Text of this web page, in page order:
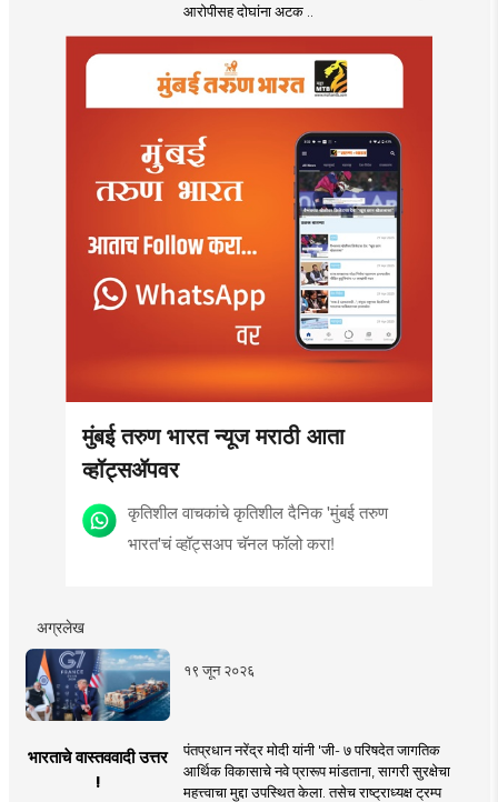
आरोपीसह दोघांना अटक ..
मुंबई तरुण भारत न्यूज मराठी आता
व्हॉट्सॲपवर
कृतिशील वाचकांचे कृतिशील दैनिक 'मुंबई तरुण
भारत'चं व्हॉट्सअप चॅनल फॉलो करा!
अग्रलेख
१९ जून २०२६
भारताचे वास्तववादी उत्तर
!
पंतप्रधान नरेंद्र मोदी यांनी 'जी- ७ परिषदेत जागतिक
आर्थिक विकासाचे नवे प्रारूप मांडताना, सागरी सुरक्षेचा
महत्त्वाचा मुद्दा उपस्थित केला. तसेच राष्ट्राध्यक्ष ट्रम्प